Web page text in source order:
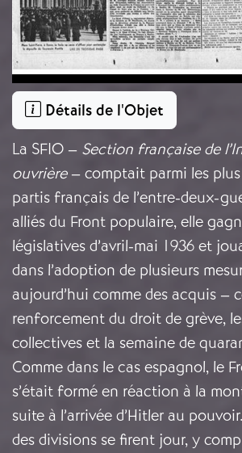
Détails de l'Objet
La SFIO – Section française de
ouvrière– comptait parmi les
partis français de l’entre-deux-
alliés du Front populaire, elle
législatives d’avril-mai 1936 et
dans l’adoption de plusieurs
aujourd’hui comme des acquis –
renforcement du droit de grève,
collectives et la semaine de
Comme dans le cas espagnol, le
s’était formé en réaction à la
suite à l’arrivée d’Hitler au
des divisions se firent jour, y